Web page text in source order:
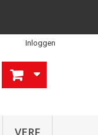
Inloggen
VERF